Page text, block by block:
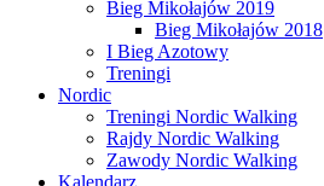
Bieg Mikołajów 2019
Bieg Mikołajów 2018
I Bieg Azotowy
Treningi
Nordic
Treningi Nordic Walking
Rajdy Nordic Walking
Zawody Nordic Walking
Kalendarz